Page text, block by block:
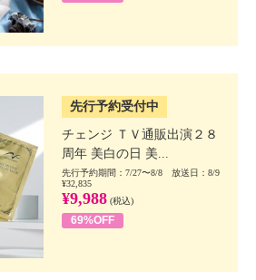
先行予約受付中
チェンジ ＴＶ通販出演２８
周年 美白の日 美...
先行予約期間：7/27〜8/8 放送日：8/9
¥32,835
¥9,988 (税込)
69%OFF